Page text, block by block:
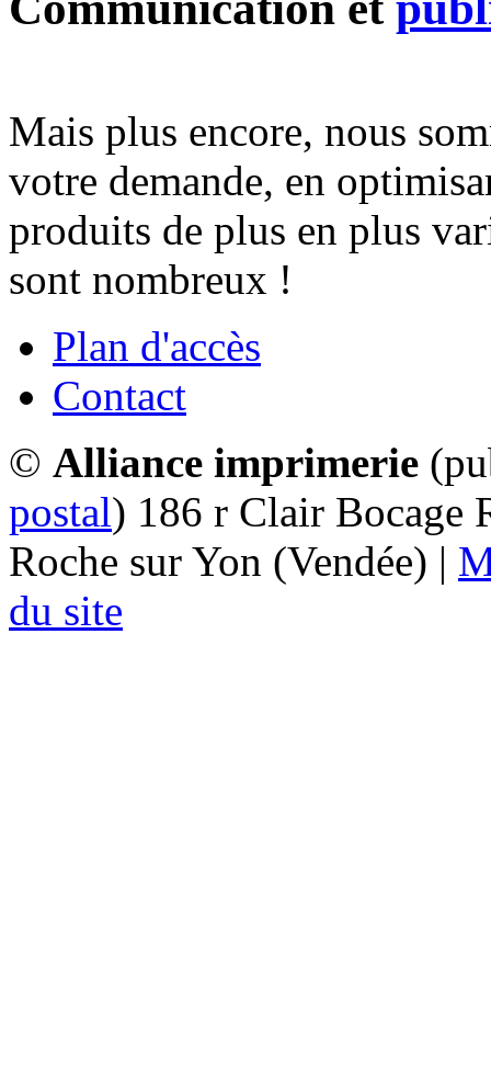
Mais plus encore, nous
votre demande, en
produits de plus en plus
sont nombreux !
Plan d'accès
Contact
© Alliance imprimerie
postal) 186 r Clair Bocage
Roche sur Yon (Vendée) |
du site